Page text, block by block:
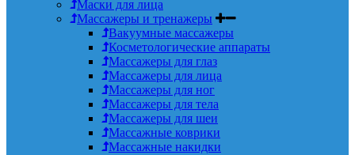
Маски для лица
Массажеры и тренажеры
Вакуумные массажеры
Косметологические аппараты
Массажеры для глаз
Массажеры для лица
Массажеры для ног
Массажеры для тела
Массажеры для шеи
Массажные коврики
Массажные накидки